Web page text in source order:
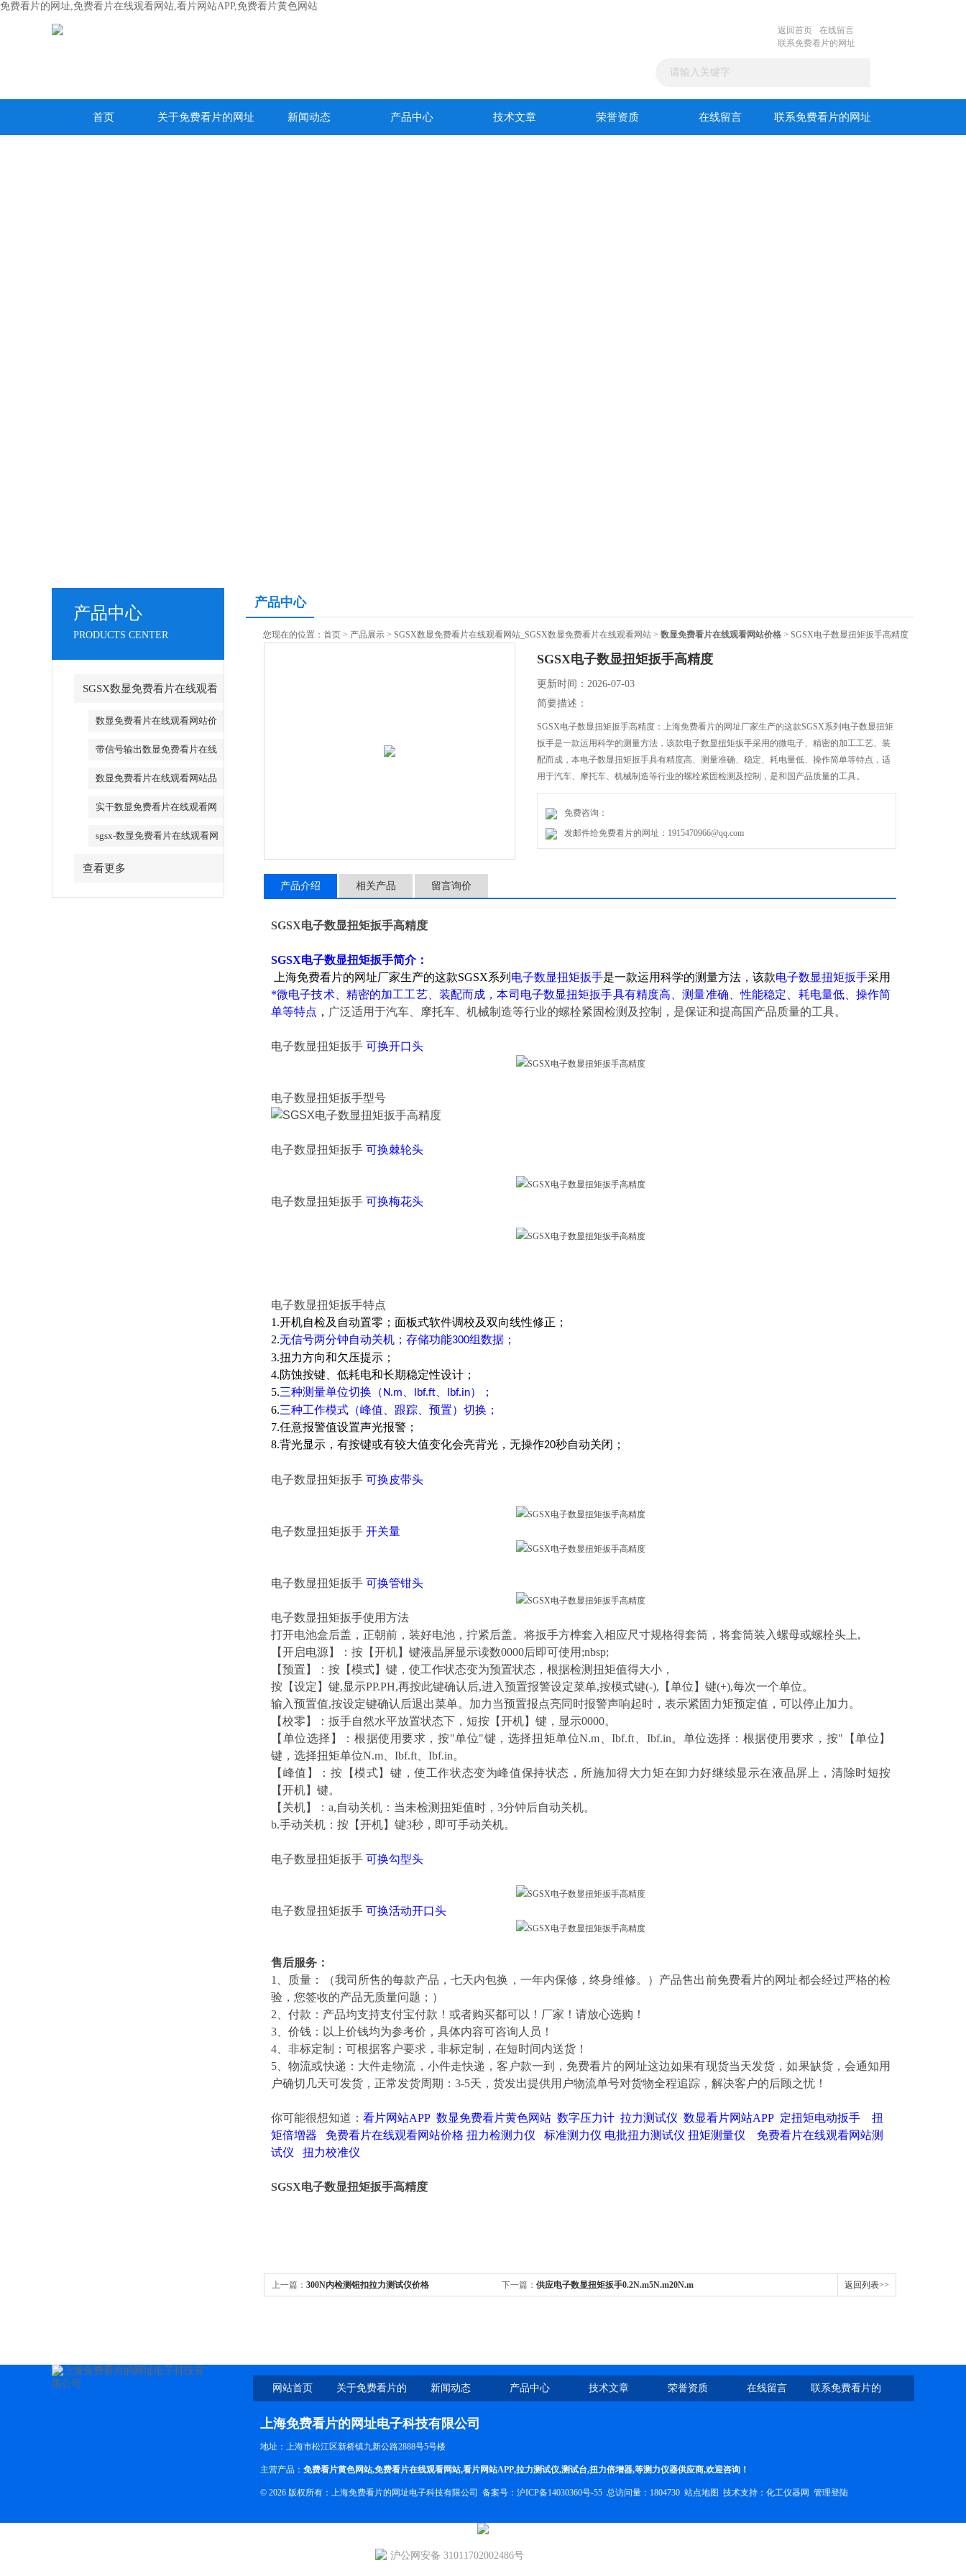
免费看片的网址,免费看片在线观看网站,看片网站APP,免费看片黄色网站
返回首页
在线留言
联系免费看片的网址
首页 关于免费看片的网址 新闻动态 产品中心 技术文章 荣誉资质 在线留言 联系免费看片的网址
产品中心
PRODUCTS CENTER
SGSX数显免费看片在线观看
网站_SGSX数显免费看片在线
观看网站
数显免费看片在线观看网站价
格
带信号输出数显免费看片在线
观看网站
数显免费看片在线观看网站品
实干数显免费看片在线观看网
sgsx-数显免费看片在线观看网
查看更多
产品中心
您现在的位置： 首页 > 产品展示 > SGSX数显免费看片在线观看网站_SGSX数显免费看片在线观看网站 > 数显免费看片在线观看网站价格 > SGSX电子数显扭矩扳手高精度
SGSX电子数显扭矩扳手高精度
更新时间：2026-07-03
简要描述：
SGSX电子数显扭矩扳手高精度：上海免费看片的网址厂家生产的这款SGSX系列电子数显扭矩
扳手是一款运用科学的测量方法，该款电子数显扭矩扳手采用的微电子、精密的加工工艺、装
配而成，本电子数显扭矩扳手具有精度高、测量准确、稳定、耗电量低、操作简单等特点，适
用于汽车、摩托车、机械制造等行业的螺栓紧固检测及控制，是和国产品质量的工具。
免费咨询：
发邮件给免费看片的网址：1915470966@qq.com
产品介绍 相关产品 留言询价
SGSX电子数显扭矩扳手高精度
SGSX电子数显扭矩扳手简介：
上海免费看片的网址厂家生产的这款SGSX系列 电子数显扭矩扳手是一款运用科学的测量方法，该款电子数显扭矩扳手采用
*微电子技术、精密的加工工艺、装配而成，本司电子数显扭矩扳手具有精度高、测量准确、性能稳定、耗电量低、操作简
单等特点 ， 广泛适用于汽车、摩托车、机械制造等行业的螺栓紧固检测及控制，是保证和提高国产品质量的工具。
电子数显扭矩扳手 可换开口头
电子数显扭矩扳手型号
电子数显扭矩扳手 可换棘轮头
电子数显扭矩扳手 可换梅花头
电子数显扭矩扳手特点
1.开机自检及自动置零；面板式软件调校及双向线性修正；
2.无信号两分钟自动关机；存储功能300组数据；
3.扭力方向和欠压提示；
4.防蚀按键、低耗电和长期稳定性设计；
5.三种测量单位切换（ N.m lbf.ft lbf.in）；
6.三种工作模式（峰值、跟踪、预置）切换；
7.任意报警值设置声光报警；
8.背光显示，有按键或有较大值变化会亮背光，无操作20秒自动关闭；
电子数显扭矩扳手 可换皮带头
电子数显扭矩扳手 开关量
电子数显扭矩扳手 可换管钳头
电子数显扭矩扳手使用方法
打开电池盒后盖，正朝前，装好电池，拧紧后盖。将扳手方榫套入相应尺寸规格得套筒，将套筒装入螺母或螺栓头上,
【开启电源】：按【开机】键液晶屏显示读数0000后即可使用;nbsp;
【预置】：按【模式】键，使工作状态变为预置状态，根据检测扭矩值得大小，
按【设定】键,显示PP.PH,再按此键确认后,进入预置报警设定菜单,按模式键(-),【单位】键(+),每次一个单位。
输入预置值,按设定键确认后退出菜单。加力当预置报点亮同时报警声响起时，表示紧固力矩预定值，可以停止加力。
【校零】：扳手自然水平放置状态下，短按【开机】键，显示0000。
【单位选择】：根据使用要求，按"单位"键，选择扭矩单位N.m、Ibf.ft、Ibf.in。单位选择：根据使用要求，按"【单位】
键，选择扭矩单位N.m、Ibf.ft、Ibf.in。
【峰值】：按【模式】键，使工作状态变为峰值保持状态，所施加得大力矩在卸力好继续显示在液晶屏上，清除时短按
【开机】键。
【关机】：a,自动关机：当未检测扭矩值时，3分钟后自动关机。
b.手动关机：按【开机】键3秒，即可手动关机。
电子数显扭矩扳手 可换勾型头
电子数显扭矩扳手 可换活动开口头
售后服务：
1、质量：（我司所售的每款产品，七天内包换，一年内保修，终身维修。）产品售出前免费看片的网址都会经过严格的检
验，您签收的产品无质量问题；）
2、付款：产品均支持支付宝付款！或者购买都可以！厂家！请放心选购！
3、价钱：以上价钱均为参考价，具体内容可咨询人员！
4、非标定制：可根据客户要求，非标定制，在短时间内送货！
5、物流或快递：大件走物流，小件走快递，客户款一到，免费看片的网址这边如果有现货当天发货，如果缺货，会通知用
户确切几天可发货，正常发货周期：3-5天，货发出提供用户物流单号对货物全程追踪，解决客户的后顾之忧！
你可能很想知道 ： 看片网站APP 数显免费看片黄色网站 数字压力计 拉力测试仪 数显看片网站APP 定扭矩电动扳手
扭
矩倍增器
免费看片在线观看网站价格 扭力检测力仪 标准测力仪 电批扭力测试仪 扭矩测量仪
免费看片在线观看网站测
试仪
扭力校准仪
SGSX电子数显扭矩扳手高精度
上一篇： 300N内检测钮扣拉力测试仪价格 下一篇： 供应电子数显扭矩扳手0.2N.m5N.m20N.m 返回列表>>
网站首页 关于免费看片的
网址
新闻动态 产品中心 技术文章 荣誉资质 在线留言 联系免费看片的
上海免费看片的网址电子科技有限公司
地址：上海市松江区新桥镇九新公路2888号5号楼
主营产品： 免费看片黄色网站,免费看片在线观看网站,看片网站APP,拉力测试仪,测试台,扭力倍增器,等测力仪器供应商,欢迎咨询！
© 2026 版权所有：上海免费看片的网址电子科技有限公司 备案号： 沪ICP备14030360号-55 总访问量：1804730 站点地图 技术支持： 化工仪器网 管理登陆
沪公网安备 31011702002486号